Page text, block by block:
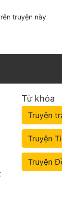
truyện này
Từ khóa
Truyện
Truyện
Truyện